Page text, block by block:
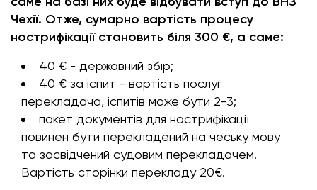
Чехії. Отже, сумарно вартість процесу
нострифікації становить біля 300 €, а саме:
40 € - державний збір;
40 € за іспит - вартість послуг
перекладача, іспитів може бути 2-3;
пакет документів для нострифікації
повинен бути перекладений на чеську мову
та засвідчений судовим перекладачем.
Вартість сторінки перекладу 20€.